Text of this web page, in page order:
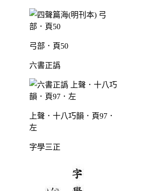
弓部．頁50
六書正譌
上聲．十八巧韻．頁97．
左
字學三正